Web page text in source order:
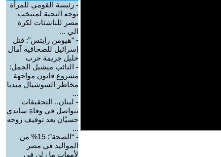
- رئيسة القومي للمرأة
توجه التحية لمنتخب
مصر للناشئات لكرة
الي ...
- “هيومن رايتس”: قتل
إسرائيل للصحافية آمال
خليل جريمة حرب
- النائب ميشيل الجمل:
مشروع قانون مواجهة
مخاطر السوشيال ميديا
...
- لبنان.. التحقيقات
تتواصل في وفاة ساندي
حسيّان بعد توقيف زوجه
...
-
“الصحة”: 15% من
المواليد في مصر
لأمهات ما زلن في